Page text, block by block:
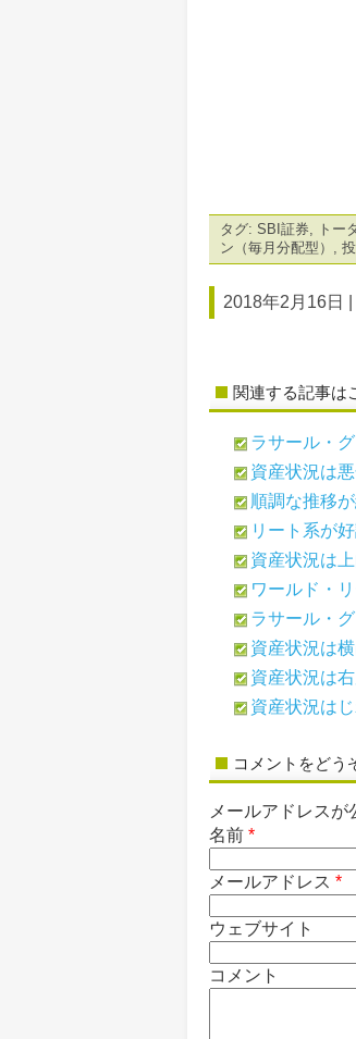
タグ: SBI証券, トー
ン（毎月分配型） ,
2018年2月16日 |
関連する記事は
ラサール・
資産状況は
順調な推移
リート系が
資産状況は
ワールド・
ラサール・
資産状況は
資産状況は
資産状況は
コメントをどう
メールアドレスが
名前 *
メールアドレス *
ウェブサイト
コメント